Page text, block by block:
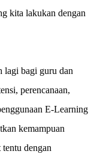
kita lakukan dengan
lagi bagi guru dan
perencanaan,
E-Learning
kemampuan
dengan